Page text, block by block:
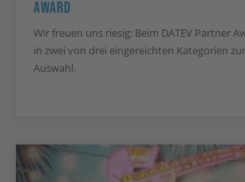
Award
Wir freuen uns riesig: Beim DATEV Partner
in zwei von drei eingereichten Kategorien
Auswahl.